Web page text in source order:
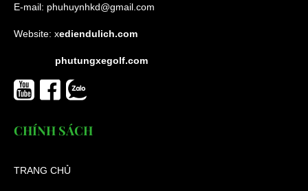
E-mail: phuhuynhkd@gmail.com
Website: xediendulich.com
phutungxegolf.com
CHÍNH SÁCH
TRANG CHỦ